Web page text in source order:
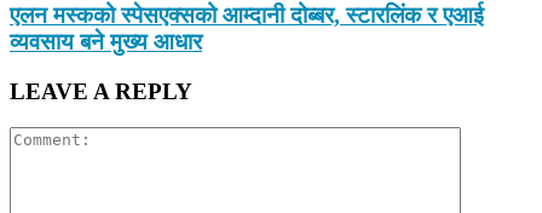
एलन मस्कको स्पेसएक्सको आम्दानी दोब्बर, स्टारलिंक र एआई
व्यवसाय बने मुख्य आधार
LEAVE A REPLY